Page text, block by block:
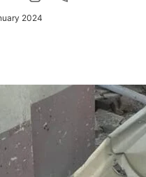
2024